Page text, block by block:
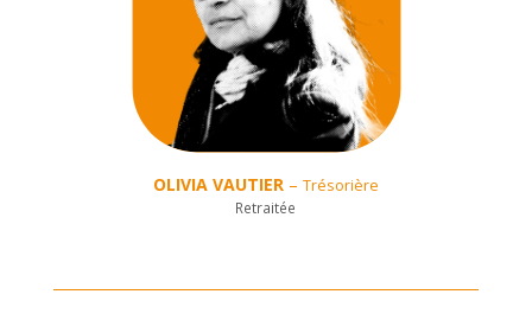
OLIVIA VAUTIER– Trésorière
Retraitée